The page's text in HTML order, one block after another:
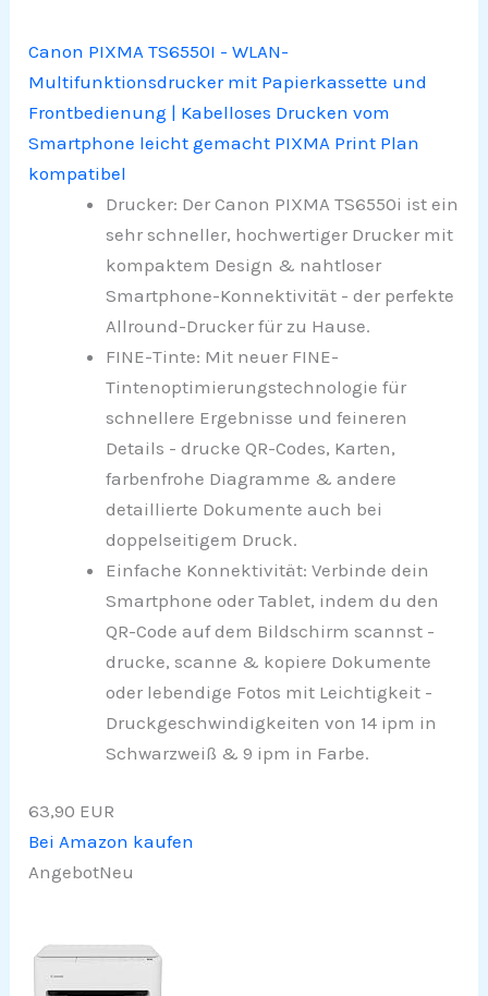
Canon PIXMA TS6550I - WLAN-
Multifunktionsdrucker mit Papierkassette und
Frontbedienung | Kabelloses Drucken vom
Smartphone leicht gemacht PIXMA Print Plan
kompatibel
Drucker: Der Canon PIXMA TS6550i ist ein
sehr schneller, hochwertiger Drucker mit
kompaktem Design & nahtloser
Smartphone-Konnektivität - der perfekte
Allround-Drucker für zu Hause.
FINE-Tinte: Mit neuer FINE-
Tintenoptimierungstechnologie für
schnellere Ergebnisse und feineren
Details - drucke QR-Codes, Karten,
farbenfrohe Diagramme & andere
detaillierte Dokumente auch bei
doppelseitigem Druck.
Einfache Konnektivität: Verbinde dein
Smartphone oder Tablet, indem du den
QR-Code auf dem Bildschirm scannst -
drucke, scanne & kopiere Dokumente
oder lebendige Fotos mit Leichtigkeit -
Druckgeschwindigkeiten von 14 ipm in
Schwarzweiß & 9 ipm in Farbe.
63,90 EUR
Bei Amazon kaufen
AngebotNeu